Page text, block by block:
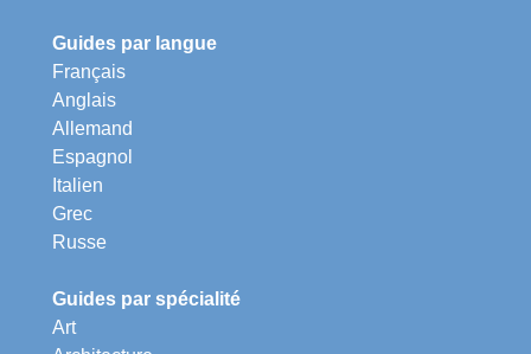
Guides par langue
Français
Anglais
Allemand
Espagnol
Italien
Grec
Russe
Guides par spécialité
Art